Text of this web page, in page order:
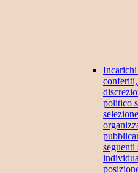
politico